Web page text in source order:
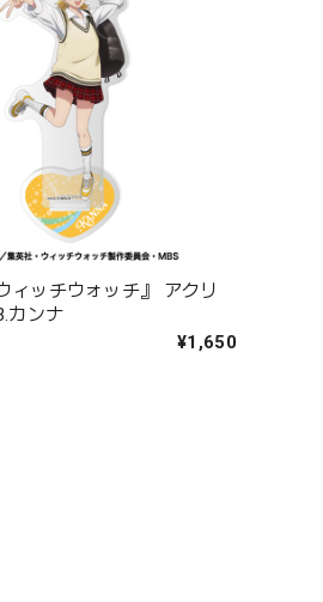
ィッチウォッチ』 アクリ
カンナ
¥1,650